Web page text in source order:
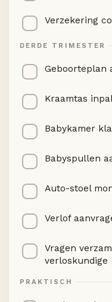
Verzekering
DERDE TRIMESTER
Geboorteplan
Kraamtas
Babykamer
Babyspullen
Auto-stoel
Verlof
Vragen
verloskundige
PRAKTISCH